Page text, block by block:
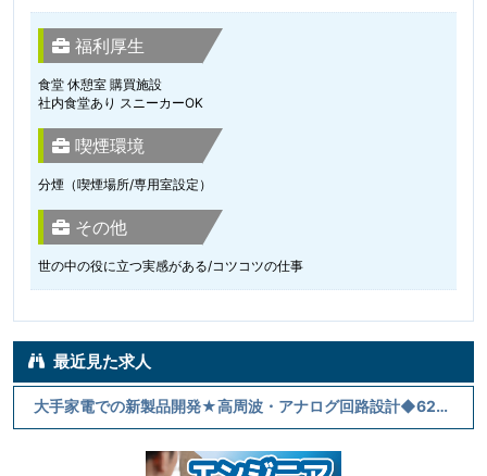
福利厚生
食堂 休憩室 購買施設
社内食堂あり スニーカーOK
喫煙環境
分煙（喫煙場所/専用室設定）
その他
世の中の役に立つ実感がある/コツコツの仕事
最近見た求人
大手家電での新製品開発★高周波・アナログ回路設計◆62万～